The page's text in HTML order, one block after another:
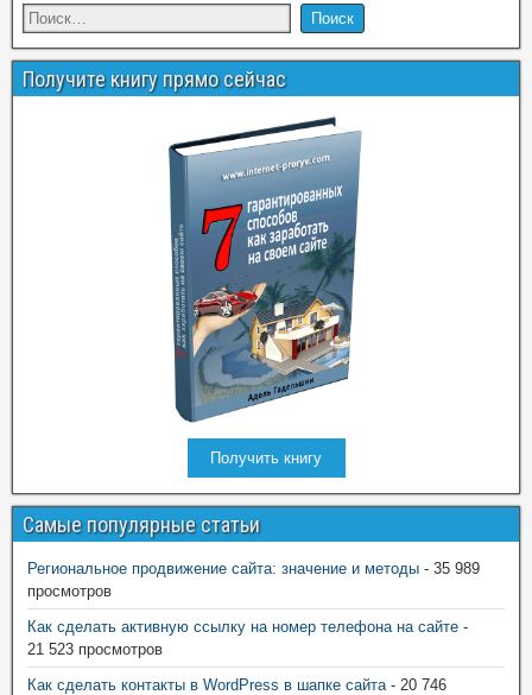
Получите книгу прямо сейчас
Получить книгу
Самые популярные статьи
Региональное продвижение сайта: значение и методы - 35 989
просмотров
Как сделать активную ссылку на номер телефона на сайте -
21 523 просмотров
Как сделать контакты в WordPress в шапке сайта - 20 746